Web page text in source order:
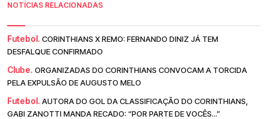
NOTÍCIAS RELACIONADAS
Futebol. CORINTHIANS X REMO: FERNANDO DINIZ JÁ TEM
DESFALQUE CONFIRMADO
Clube. ORGANIZADAS DO CORINTHIANS CONVOCAM A TORCIDA
PELA EXPULSÃO DE AUGUSTO MELO
Futebol. AUTORA DO GOL DA CLASSIFICAÇÃO DO CORINTHIANS,
GABI ZANOTTI MANDA RECADO: “POR PARTE DE VOCÊS...”